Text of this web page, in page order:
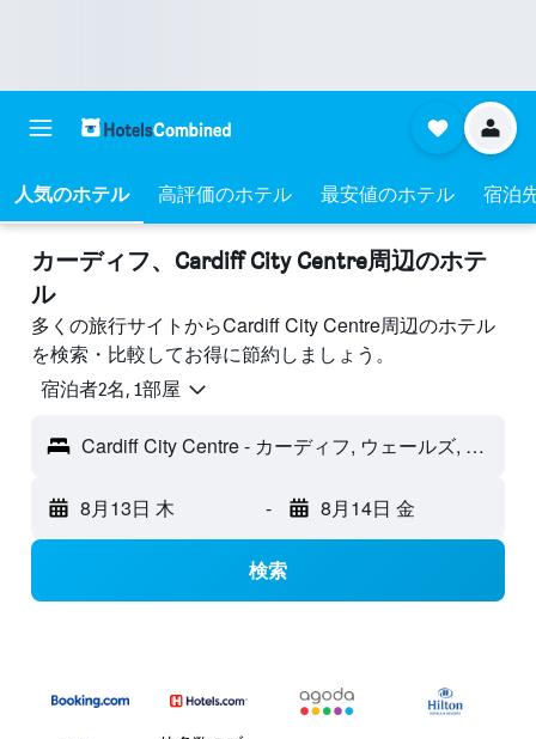
人気のホテル 高評価のホテル 最安値のホテル 宿泊
カーディフ​、Cardiff City Centre周辺のホテ
ル
多くの旅行サイトからCardiff City Centre周辺のホテル
を検索・比較してお得に節約しましょう。
宿泊者2名, 1​部屋
Cardiff City Centre - カーディフ, ウェールズ, イギリス
8月13日 木 - 8月14日 金
検索